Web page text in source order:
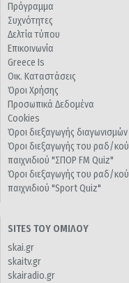
Πρόγραμμα
Συχνότητες
Δελτία τύπου
Επικοινωνία
Greece Is
Οικ. Καταστάσεις
Όροι Χρήσης
Προσωπικά Δεδομένα
Cookies
Όροι διεξαγωγής διαγωνισμών
Όροι διεξαγωγής του ραδ/κού
παιχνιδιού "ΣΠΟΡ FM Quiz"
Όροι διεξαγωγής του ραδ/κού
παιχνιδιού "Sport Quiz"
SITES ΤΟΥ ΟΜΙΛΟΥ
skai.gr
skaitv.gr
skairadio.gr